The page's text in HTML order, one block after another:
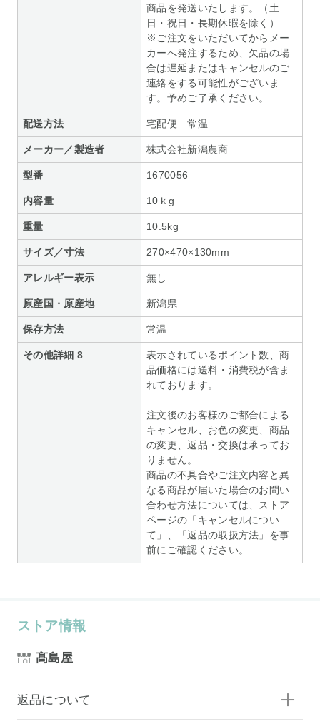
商品を発送いたします。（土
日・祝日・長期休暇を除く）
※ご注文をいただいてからメー
カーへ発注するため、欠品の場
合は遅延またはキャンセルのご
連絡をする可能性がございま
す。予めご了承ください。
配送方法 宅配便 常温
メーカー／製造者 株式会社新潟農商
型番 1670056
内容量 10ｋg
重量 10.5kg
サイズ／寸法 270×470×130mm
アレルギー表示 無し
原産国・原産地 新潟県
保存方法 常温
その他詳細 8
表示されているポイント数、商
品価格には送料・消費税が含ま
れております。
注文後のお客様のご都合による
キャンセル、お色の変更、商品
の変更、返品・交換は承ってお
りません。
商品の不具合やご注文内容と異
なる商品が届いた場合のお問い
合わせ方法については、ストア
ページの「キャンセルについ
て」、「返品の取扱方法」を事
前にご確認ください。
ストア情報
髙島屋
返品について